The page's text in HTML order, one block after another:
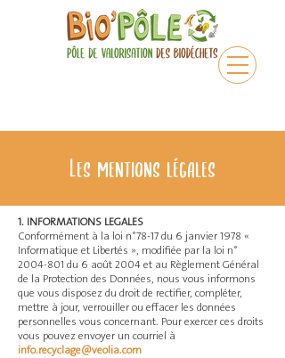
Les mentions légales
1. INFORMATIONS LEGALES
Conformément à la loi n°78-17 du 6 janvier 1978 «
Informatique et Libertés », modifiée par la loi n°
2004-801 du 6 août 2004 et au Règlement Général
de la Protection des Données, nous vous informons
que vous disposez du droit de rectifier, compléter,
mettre à jour, verrouiller ou effacer les données
personnelles vous concernant. Pour exercer ces droits
vous pouvez envoyer un courriel à
info.recyclage@veolia.com